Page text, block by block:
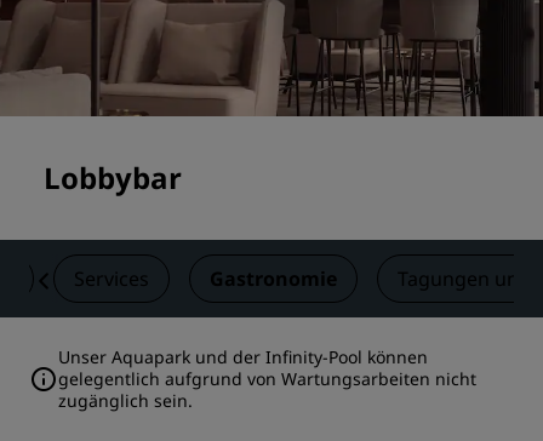
Lobbybar
Services Gastronomie Tagungen und
Unser Aquapark und der Infinity-Pool können
gelegentlich aufgrund von Wartungsarbeiten nicht
zugänglich sein.